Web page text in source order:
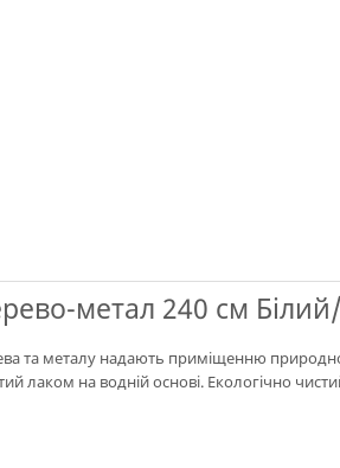
метал 240 см
та металу надають приміщенню
лаком на водній основі. Екологічно